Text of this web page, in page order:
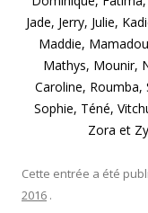
Jade, Jerry, Julie,
Maddie,
Mathys, Mounir,
Caroline, Roumba,
Sophie, Téné,
Zora et
Cette entrée a été
2016 .